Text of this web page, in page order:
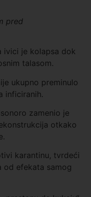
pred
ivici je kolapsa dok
talasom.
ukupno preminulo
inficiranih.
zamenio je
otkako
karantinu, tvrdeći
efekata samog